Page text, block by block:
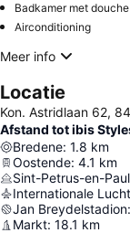
Badkamer met douche
Airconditioning
Meer info
Locatie
Kon. Astridlaan 62,
Afstand tot ibis
Bredene: 1.8 km
Oostende: 4.1 km
Sint-Petrus-en-
Internationale
Jan Breydelstadion:
Markt: 18.1 km